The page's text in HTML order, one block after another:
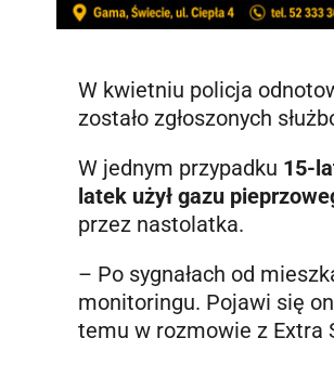
W kwietniu policja
zostało zgłoszonych
W jednym przypadku 15-
latek użył gazu
przez nastolatka.
– Po sygnałach od
monitoringu. Pojawi się
temu w rozmowie z Extra